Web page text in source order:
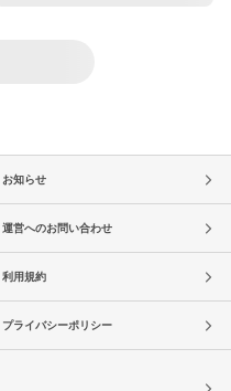
お知らせ
運営へのお問い合わせ
利用規約
プライバシーポリシー